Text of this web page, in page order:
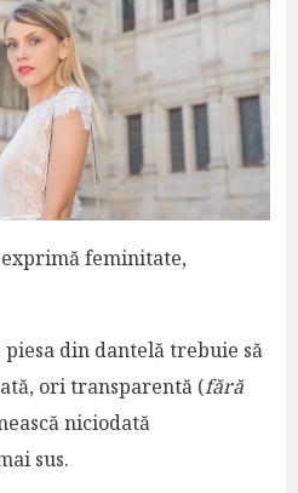
feminitate,
din dantelă trebuie să
ori transparentă (fără
niciodată
sus.